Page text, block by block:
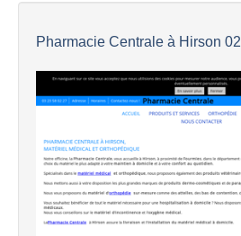
Pharmacie Centrale à Hirson